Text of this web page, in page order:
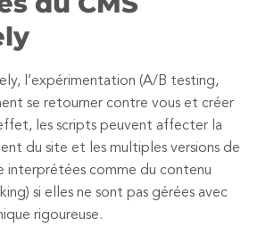
l’expérimentation (A/B testing,
se retourner contre vous et créer
les scripts peuvent affecter la
du site et les multiples versions de
interprétées comme du contenu
si elles ne sont pas gérées avec
rigoureuse.